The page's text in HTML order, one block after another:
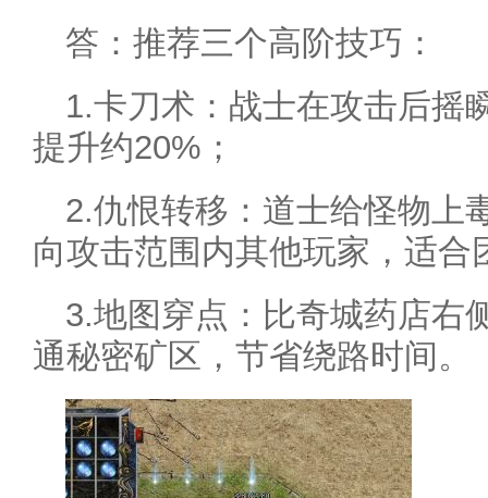
答：推荐三个高阶技巧：
1.卡刀术：战士在攻击后摇
提升约20%；
2.仇恨转移：道士给怪物上
向攻击范围内其他玩家，适合
3.地图穿点：比奇城药店右
通秘密矿区，节省绕路时间。